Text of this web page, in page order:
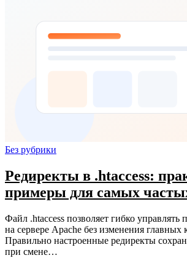
Без рубрики
Редиректы в .htaccess:
примеры для самых
Файл .htaccess позволяет гибко управлять
на сервере Apache без изменения главных
Правильно настроенные редиректы
при смене…